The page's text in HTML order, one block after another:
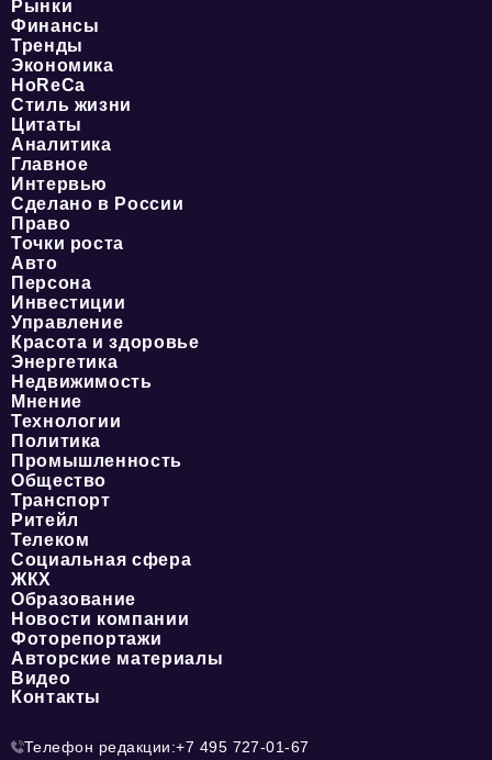
Рынки
Финансы
Тренды
Экономика
HoReCa
Стиль жизни
Цитаты
Аналитика
Главное
Интервью
Сделано в России
Право
Точки роста
Авто
Персона
Инвестиции
Управление
Красота и здоровье
Энергетика
Недвижимость
Мнение
Технологии
Политика
Промышленность
Общество
Транспорт
Ритейл
Телеком
Социальная сфера
ЖКХ
Образование
Новости компании
Фоторепортажи
Авторские материалы
Видео
Контакты
Телефон редакции:+7 495 727-01-67